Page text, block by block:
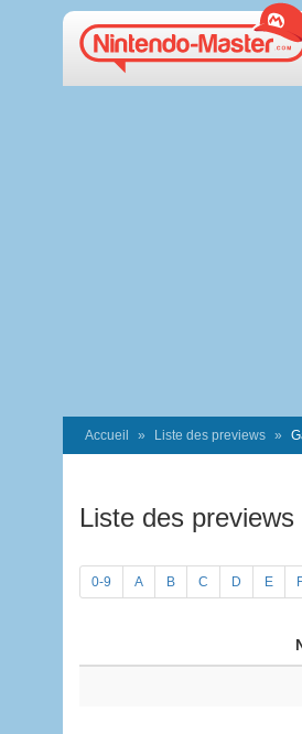
Accueil Liste des previews
Liste des
0-9 A B C D E